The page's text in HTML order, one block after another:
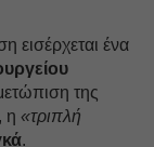
εισέρχεται ένα
της
, η «τριπλή
.